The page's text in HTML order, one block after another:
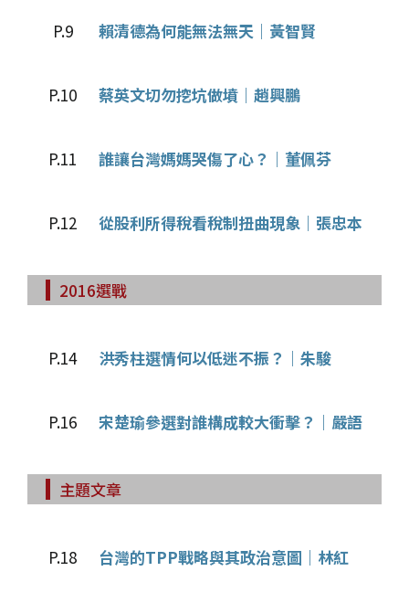
P.9 賴清德為何能無法無天｜黃智賢
P.10 蔡英文切勿挖坑做墳｜趙興鵬
P.11 誰讓台灣媽媽哭傷了心？｜董佩芬
P.12 從股利所得稅看稅制扭曲現象｜張忠本
2016選戰
P.14 洪秀柱選情何以低迷不振？｜朱駿
P.16 宋楚瑜參選對誰構成較大衝擊？｜嚴語
主題文章
P.18 台灣的TPP戰略與其政治意圖｜林紅